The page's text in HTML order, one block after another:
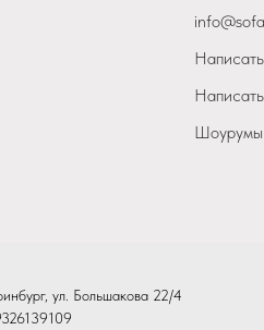
Шоурумы
ул. Большакова 22/4